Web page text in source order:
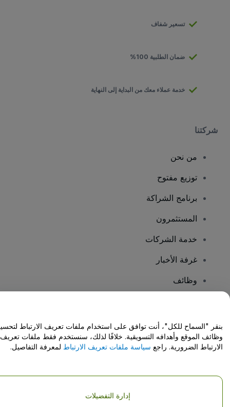
تسعير شفاف
ضمان الطلبية 100%
خدمة عملاء معك من البداية إلى النهاية
شركتنا
من نحن
توزيع مفتوح
برنامج الشراكة
المستثمرون
خدمة الشركات
غرفة الأخبار
وظائف
مركز المساعدة / اتصل بنا
حقوق النشر © شركة فياجوجو المحدودة 2026
تفاصيل الشركة
بنقر "السماح للكل"، أنت توافق على استخدام ملفات تعريف الارتباط
وظائف الموقع وأهدافه التسويقية. خلافًا لذلك، سنستخدم فقط ملفات تعريف
الارتباط الضرورية. راجع سياسة ملفات تعريف الارتباط لمعرفة التفاصيل.
إدارة التفضيلات